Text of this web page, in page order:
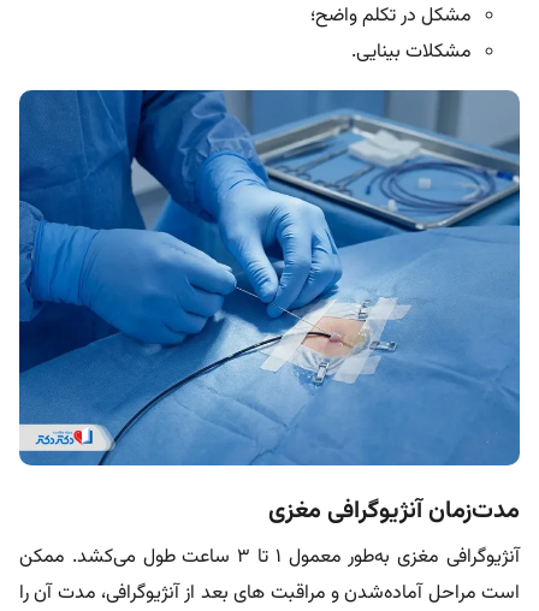
مشکل در تکلم واضح؛
مشکلات بینایی.
مدت‌زمان آنژیوگرافی مغزی
آنژیوگرافی مغزی به‌طور معمول ۱ تا ۳ ساعت طول می‌کشد. ممکن
است مراحل آماده‌شدن و مراقبت های بعد از آنژیوگرافی، مدت آن را